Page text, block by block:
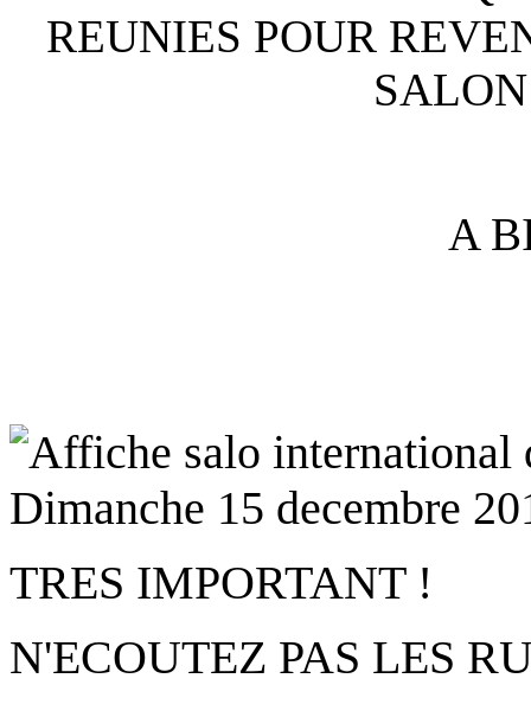
REUNIES POUR
A
TRES IMPORTANT !
N'ECOUTEZ PAS LES